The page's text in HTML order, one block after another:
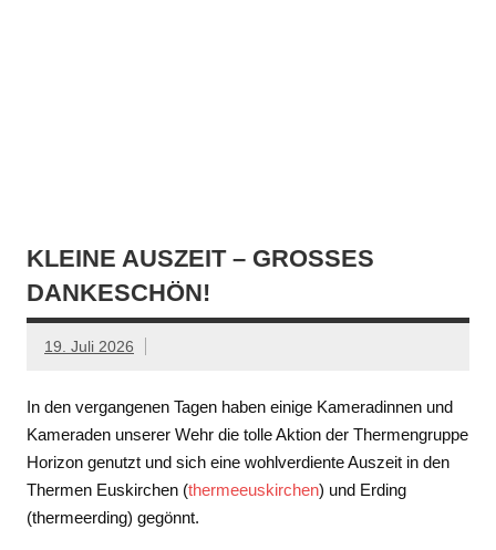
KLEINE AUSZEIT – GROSSES D
ANKESCHÖN!
19. Juli 2026
In den vergangenen Tagen haben einige Kameradinnen und
Kameraden unserer Wehr die tolle Aktion der Thermengruppe
Horizon genutzt und sich eine wohlverdiente Auszeit in den
Thermen Euskirchen (thermeeuskirchen) und Erding
(thermeerding) gegönnt.